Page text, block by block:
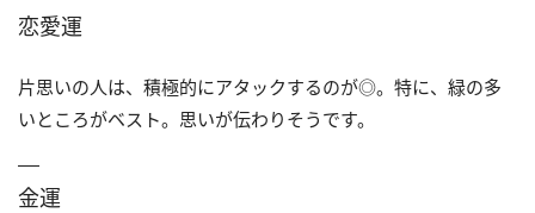
恋愛運
片思いの人は、積極的にアタックするのが◎。特に、緑の多
いところがベスト。思いが伝わりそうです。
金運